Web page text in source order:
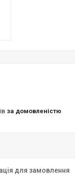
за домовленістю
для замовлення